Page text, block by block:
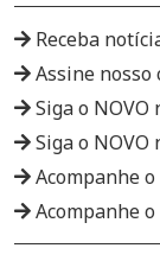
Receba
Assine nosso
Siga o NOVO
Siga o NOVO
Acompanhe o
Acompanhe